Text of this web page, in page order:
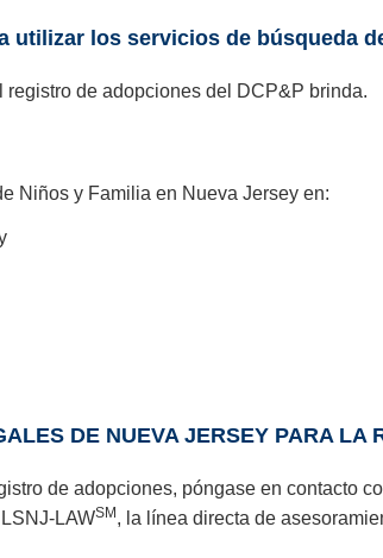
utilizar los servicios de búsqueda
de adopciones del DCP&P brinda.
Niños y Familia en Nueva Jersey en:
DE NUEVA JERSEY PARA LA
de adopciones, póngase en contacto
LAWSM , la línea directa de